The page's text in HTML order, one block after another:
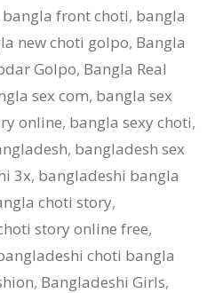
bangla front choti, bangla
new choti golpo, Bangla
Golpo, Bangla Real
sex com, bangla sex
online, bangla sexy choti,
, bangladesh sex
3x, bangladeshi bangla
choti story,
story online free,
choti bangla
, Bangladeshi Girls,